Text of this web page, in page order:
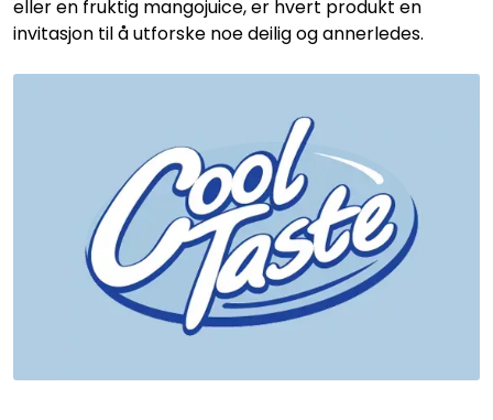
eller en fruktig mangojuice, er hvert produkt en
invitasjon til å utforske noe deilig og annerledes.